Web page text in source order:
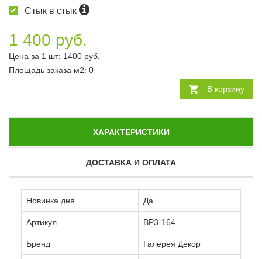
Стык в стык
1 400 руб.
Цена за 1 шт: 1400 руб.
Площадь заказа м2: 0
В корзину
ХАРАКТЕРИСТИКИ
ДОСТАВКА И ОПЛАТА
Новинка дня Да
Артикул ВР3-164
Бренд Галерея Декор